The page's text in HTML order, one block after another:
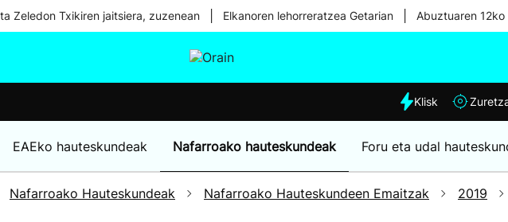
Zeledon Txikiren jaitsiera, zuzenean Elkanoren lehorreratzea Getarian Abuztuaren 12ko
Eguraldia
Klisk
EAEko hauteskundeak Nafarroako hauteskundeak Foru eta udal
Nafarroako Hauteskundeak Nafarroako Hauteskundeen Emaitzak 2019